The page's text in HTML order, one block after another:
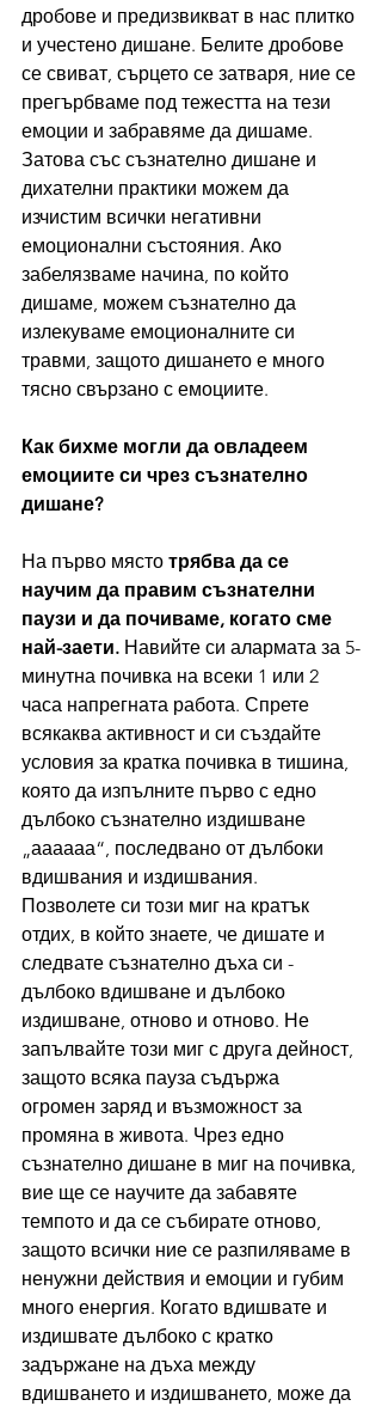
дробове и предизвикват в нас плитко
и учестено дишане. Белите дробове
се свиват, сърцето се затваря, ние се
прегърбваме под тежестта на тези
емоции и забравяме да дишаме.
Затова със съзнателно дишане и
дихателни практики можем да
изчистим всички негативни
емоционални състояния. Ако
забелязваме начина, по който
дишаме, можем съзнателно да
излекуваме емоционалните си
травми, защото дишането е много
тясно свързано с емоциите.
Как бихме могли да овладеем
емоциите си чрез съзнателно
дишане?
На първо място трябва да се
научим да правим съзнателни
паузи и да почиваме, когато сме
най-заети. Навийте си алармата за 5-
минутна почивка на всеки 1 или 2
часа напрегната работа. Спрете
всякаква активност и си създайте
условия за кратка почивка в тишина,
която да изпълните първо с едно
дълбоко съзнателно издишване
„аааааа“, последвано от дълбоки
вдишвания и издишвания.
Позволете си този миг на кратък
отдих, в който знаете, че дишате и
следвате съзнателно дъха си -
дълбоко вдишване и дълбоко
издишване, отново и отново. Не
запълвайте този миг с друга дейност,
защото всяка пауза съдържа
огромен заряд и възможност за
промяна в живота. Чрез едно
съзнателно дишане в миг на почивка,
вие ще се научите да забавяте
темпото и да се събирате отново,
защото всички ние се разпиляваме в
ненужни действия и емоции и губим
много енергия. Когато вдишвате и
издишвате дълбоко с кратко
задържане на дъха между
вдишването и издишването, може да